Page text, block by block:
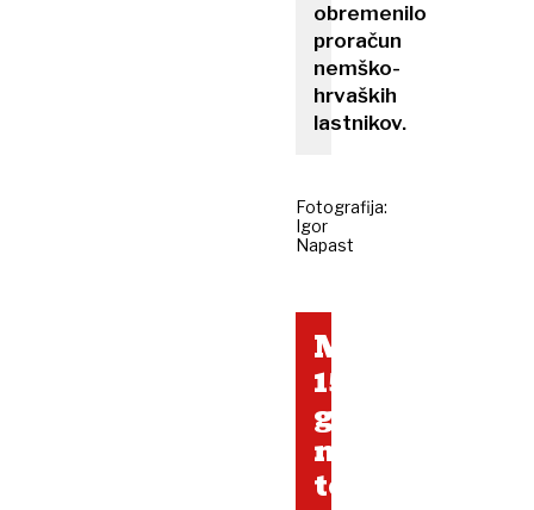
obremenilo
proračun
nemško-
hrvaških
lastnikov.
Fotografija:
Igor
Napast
Mura
1501
gledalec
na
tekmo